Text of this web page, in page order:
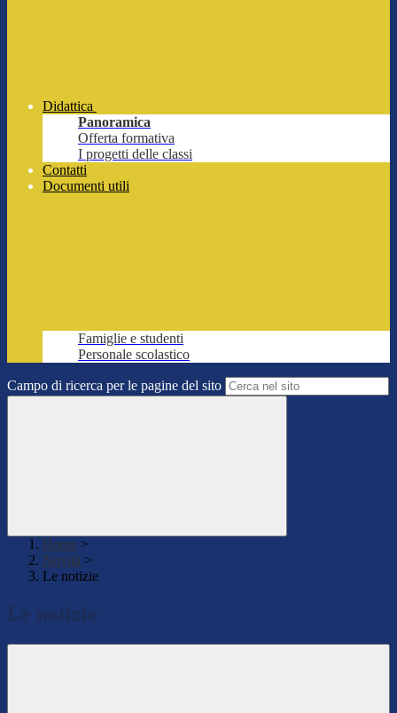
Didattica
Panoramica
Offerta formativa
I progetti delle classi
Contatti
Documenti utili
Famiglie e studenti
Personale scolastico
Campo di ricerca per le pagine del sito
Home >
Novità >
Le notizie
Le notizie